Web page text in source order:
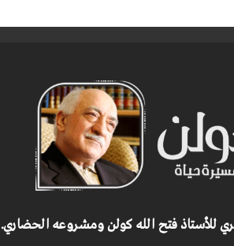
للأستاذ فتح الله كولن ومشروعه الحضاري.